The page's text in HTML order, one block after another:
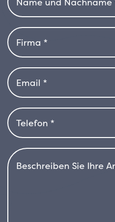
Aussehen. Im Herbst
goldgelb und bieten
Blütezeit einen
gallisonensis wächst
zwischen 6 und 10
bevorzugt saure,
Böden mit sonniger
Lage. Obwohl sie relativ
schätzt sie gemäßigtes,
großer Hitze ist eine
wichtig. Einmal gut